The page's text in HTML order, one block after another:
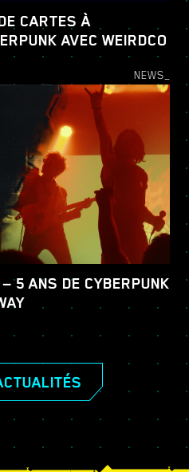
CARTES À
AVEC WEIRDCO
NEWS_
5 ANS DE CYBERPUNK